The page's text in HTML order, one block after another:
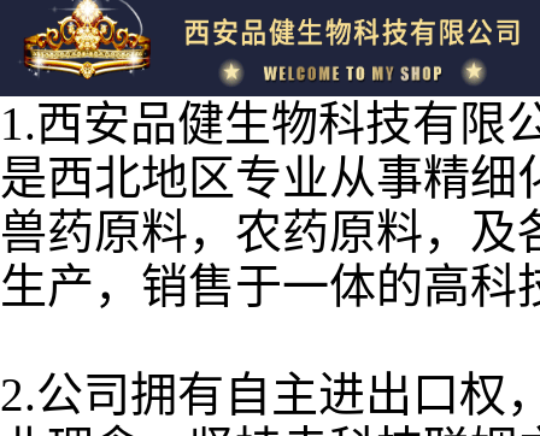
1.西安品健生物科技有限
是西北地区专业从事精细
兽药原料，农药原料，
生产，销售于一体的高科
2.公司拥有自主进出口权